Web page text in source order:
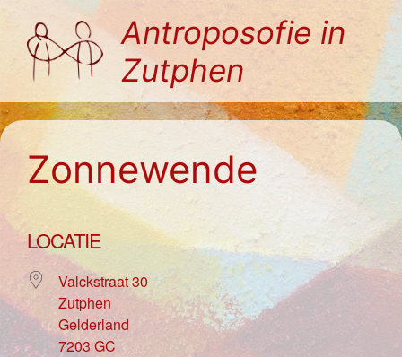
naar
Antroposofie in
Zutphen
Zonnewende
LOCATIE
Valckstraat 30
Zutphen
Gelderland
7203 GC